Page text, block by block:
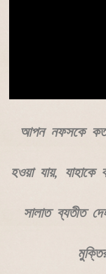
আপন নফসকে
হওয়া যায়,
সালাত ব্যতীত